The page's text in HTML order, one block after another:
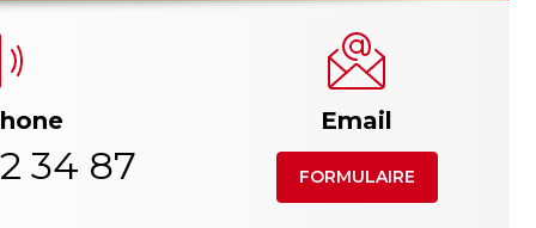
34 87
Email
FORMULAIRE